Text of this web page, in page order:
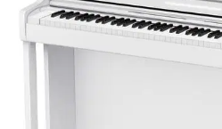
Boxe Audio
Ecrane de difuzie
Mixere audio